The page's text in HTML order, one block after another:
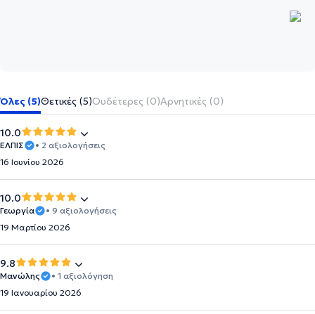
Όλες (5)Θετικές (5)Ουδέτερες (0)Αρνητικές (0)
10.0
ΕΛΠΙΣ
• 2 αξιολογήσεις
16 Ιουνίου 2026
10.0
Γεωργία
• 9 αξιολογήσεις
19 Μαρτίου 2026
9.8
Μανώλης
• 1 αξιολόγηση
19 Ιανουαρίου 2026